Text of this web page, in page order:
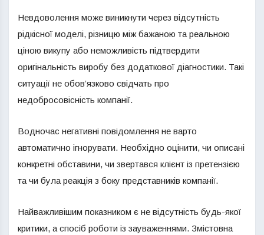
Невдоволення може виникнути через відсутність
рідкісної моделі, різницю між бажаною та реальною
ціною викупу або неможливість підтвердити
оригінальність виробу без додаткової діагностики. Такі
ситуації не обов’язково свідчать про
недобросовісність компанії.
Водночас негативні повідомлення не варто
автоматично ігнорувати. Необхідно оцінити, чи описані
конкретні обставини, чи звертався клієнт із претензією
та чи була реакція з боку представників компанії.
Найважливішим показником є не відсутність будь-якої
критики, а спосіб роботи із зауваженнями. Змістовна